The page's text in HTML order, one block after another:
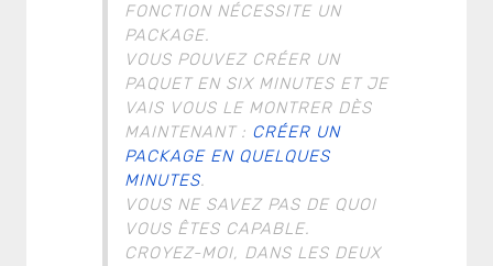
FONCTION NÉCESSITE UN
PACKAGE.
VOUS POUVEZ CRÉER UN
PAQUET EN SIX MINUTES ET JE
VAIS VOUS LE MONTRER DÈS
MAINTENANT : CRÉER UN
PACKAGE EN QUELQUES
MINUTES.
VOUS NE SAVEZ PAS DE QUOI
VOUS ÊTES CAPABLE.
CROYEZ-MOI, DANS LES DEUX